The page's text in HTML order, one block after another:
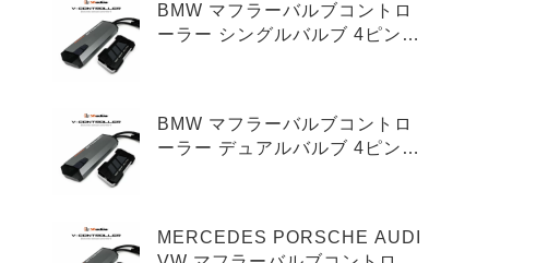
BMW マフラーバルブコントロ
ーラー シングルバルブ 4ピンタ
BMW マフラーバルブコントロ
ーラー デュアルバルブ 4ピンタ
MERCEDES PORSCHE AUDI